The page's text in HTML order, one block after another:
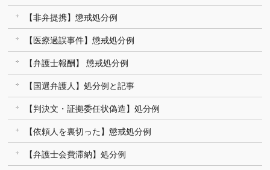
【非弁提携】懲戒処分例
【医療過誤事件】懲戒処分例
【弁護士報酬】 懲戒処分例
【国選弁護人】処分例と記事
【判決文・証拠委任状偽造】処分例
【依頼人を裏切った】懲戒処分例
【弁護士会費滞納】処分例